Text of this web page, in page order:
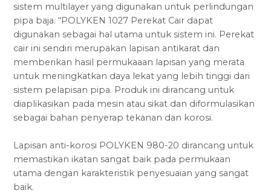
sistem multilayer yang digunakan untuk perlindungan
pipa baja. “POLYKEN 1027 Perekat Cair dapat
digunakan sebagai hal utama untuk sistem ini. Perekat
cair ini sendiri merupakan lapisan antikarat dan
memberikan hasil permukaaan lapisan yang merata
untuk meningkatkan daya lekat yang lebih tinggi dari
sistem pelapisan pipa. Produk ini dirancang untuk
diaplikasikan pada mesin atau sikat dan diformulasikan
sebagai bahan penyerap tekanan dan korosi.
Lapisan anti-korosi POLYKEN 980-20 dirancang untuk
memastikan ikatan sangat baik pada permukaan
utama dengan karakteristik penyesuaian yang sangat
baik.